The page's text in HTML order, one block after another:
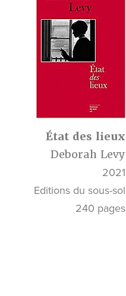
État des lieux
Deborah Levy
2021
Editions du sous-sol
240 pages